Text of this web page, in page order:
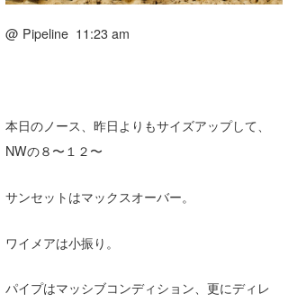
@ Pipeline 11:23 am
本日のノース、昨日よりもサイズアップして、
NWの８〜１２〜
サンセットはマックスオーバー。
ワイメアは小振り。
パイプはマッシブコンディション、更にディレ
ライター/寄稿メディア
Core Surf Japan